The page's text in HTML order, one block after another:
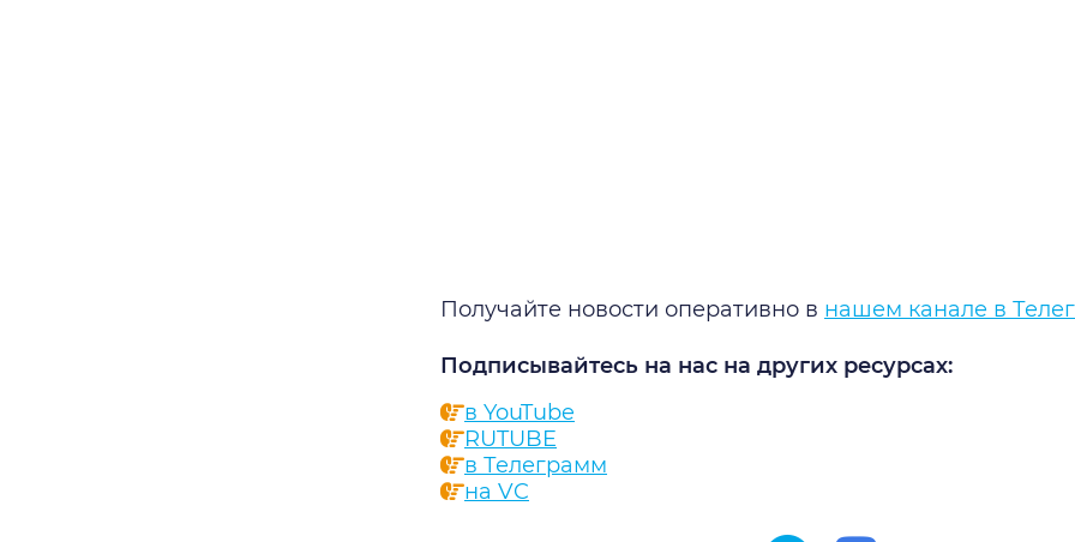
Получайте новости оперативно в нашем канале в
Подписывайтесь на нас на других ресурсах:
в YouTube
RUTUBE
в Телеграмм
на VC